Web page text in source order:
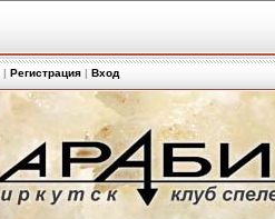
| Регистрация | Вход